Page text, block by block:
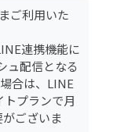
ご利用いた
連携機能に
ュ配信となる
合は、LINE
プランで月
ございま